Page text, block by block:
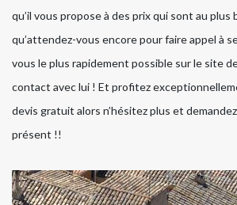
qu’il vous propose à des prix qui sont au plus
qu’attendez-vous encore pour faire appel à
vous le plus rapidement possible sur le site
contact avec lui ! Et profitez
devis gratuit alors n’hésitez plus et
présent !!